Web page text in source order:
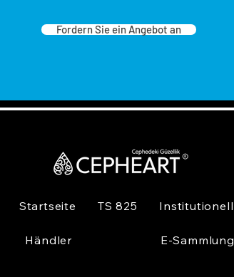
Fordern Sie ein Angebot an
Startseite TS 825 Institutionell
Händler E-Sammlung